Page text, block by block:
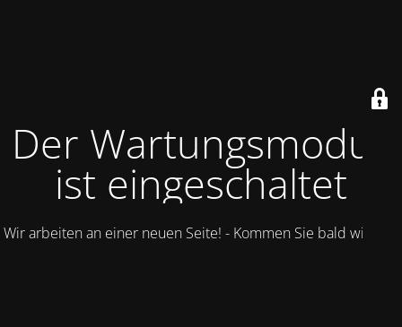
Der Wartungsmodus
ist eingeschaltet
Wir arbeiten an einer neuen Seite! - Kommen Sie bald wieder.